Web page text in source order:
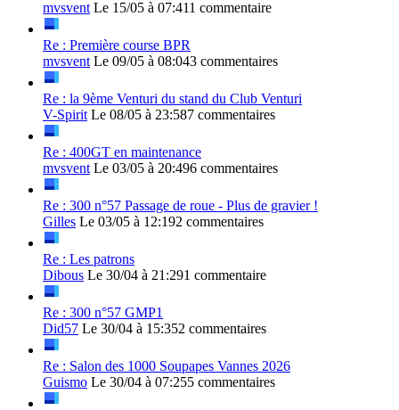
mvsvent Le 15/05 à 07:411 commentaire
Re : Première course BPR
mvsvent Le 09/05 à 08:043 commentaires
Re : la 9ème Venturi du stand du Club Venturi
V-Spirit Le 08/05 à 23:587 commentaires
Re : 400GT en maintenance
mvsvent Le 03/05 à 20:496 commentaires
Re : 300 n°57 Passage de roue - Plus de gravier !
Gilles Le 03/05 à 12:192 commentaires
Re : Les patrons
Dibous Le 30/04 à 21:291 commentaire
Re : 300 n°57 GMP1
Did57 Le 30/04 à 15:352 commentaires
Re : Salon des 1000 Soupapes Vannes 2026
Guismo Le 30/04 à 07:255 commentaires